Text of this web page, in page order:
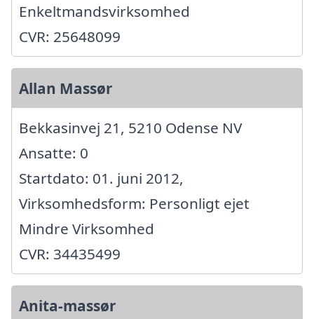
Enkeltmandsvirksomhed
CVR: 25648099
Allan Massør
Bekkasinvej 21, 5210 Odense NV
Ansatte: 0
Startdato: 01. juni 2012,
Virksomhedsform: Personligt ejet
Mindre Virksomhed
CVR: 34435499
Anita-massør